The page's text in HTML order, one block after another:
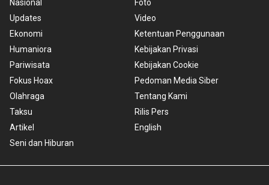
Nasional
Updates
Ekonomi
Humaniora
Pariwisata
Fokus Hoax
Olahraga
Taksu
Artikel
Seni dan Hiburan
Foto
Video
Ketentuan Penggunaan
Kebijakan Privasi
Kebijakan Cookie
Pedoman Media Siber
Tentang Kami
Rilis Pers
English